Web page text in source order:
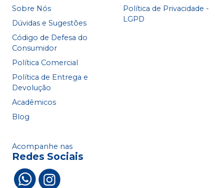
Sobre Nós
Dúvidas e Sugestões
Código de Defesa do
Consumidor
Política Comercial
Política de Entrega e
Devolução
Acadêmicos
Blog
Política de Privacidade -
LGPD
Acompanhe nas
Redes Sociais